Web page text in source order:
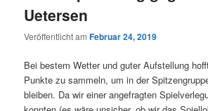
Uetersen
Veröffentlicht amFebruar 24, 2019
Bei bestem Wetter und guter Aufstellung
Punkte zu sammeln, um in der
bleiben. Da wir einer angefragten